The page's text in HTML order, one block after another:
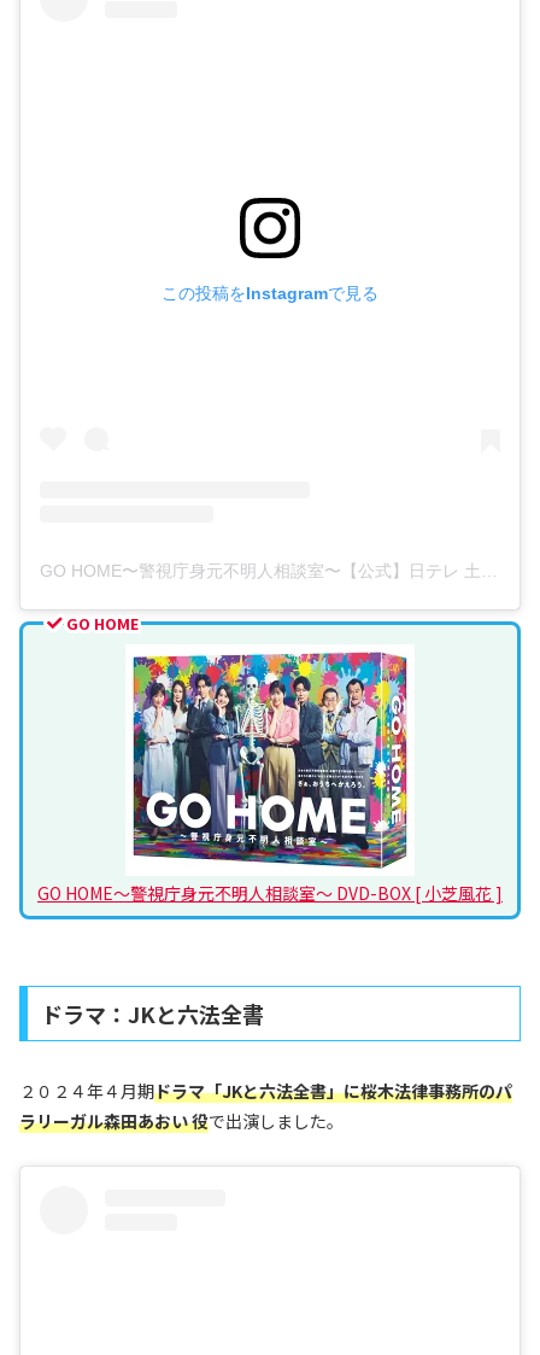
この投稿をInstagramで見る
GO HOME
GO HOME～警視庁身元不明人相談室～ DVD-BOX [ 小芝風花 ]
ドラマ：JKと六法全書
２０２４年４月期ドラマ「JKと六法全書」に桜木法律事務所のパ
ラリーガル森田あおい役で出演しました。